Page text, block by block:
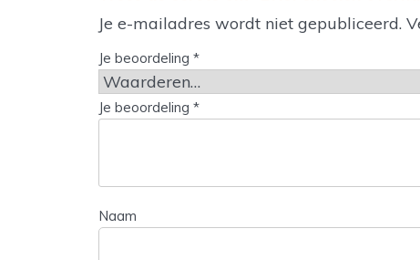
Je e-mailadres wordt niet gepubliceerd.
Je beoordeling *
Je beoordeling *
Naam